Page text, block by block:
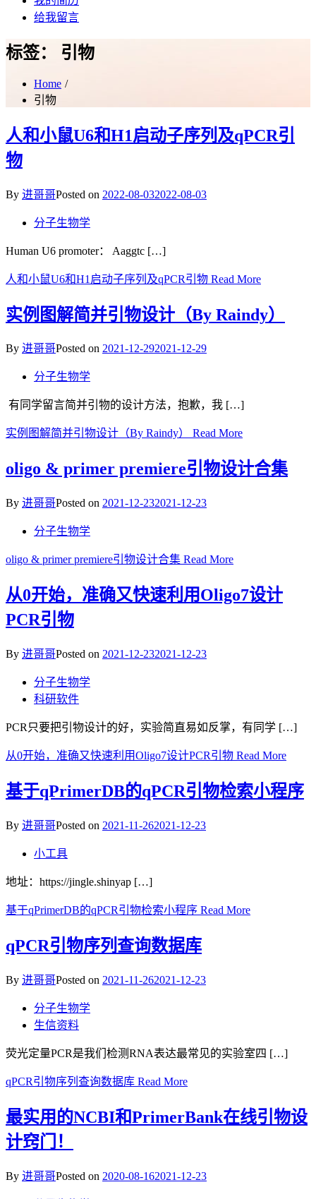
给我留言
标签： 引物
Home
引物
人和小鼠U6和H1启动子序列及qPCR引
物
By 进哥哥Posted on 2022-08-032022-08-03
分子生物学
Human U6 promoter： Aaggtc […]
人和小鼠U6和H1启动子序列及qPCR引物 Read More
实例图解简并引物设计（By Raindy）
By 进哥哥Posted on 2021-12-292021-12-29
分子生物学
有同学留言简并引物的设计方法，抱歉，我 […]
实例图解简并引物设计（By Raindy） Read More
oligo & primer premiere引物设计合集
By 进哥哥Posted on 2021-12-232021-12-23
分子生物学
oligo & primer premiere引物设计合集 Read More
从0开始，准确又快速利用Oligo7设计
PCR引物
By 进哥哥Posted on 2021-12-232021-12-23
分子生物学
科研软件
PCR只要把引物设计的好，实验简直易如反掌，有同学 […]
从0开始，准确又快速利用Oligo7设计PCR引物 Read More
基于qPrimerDB的qPCR引物检索小程序
By 进哥哥Posted on 2021-11-262021-12-23
小工具
地址：https://jingle.shinyap […]
基于qPrimerDB的qPCR引物检索小程序 Read More
qPCR引物序列查询数据库
By 进哥哥Posted on 2021-11-262021-12-23
分子生物学
生信资料
荧光定量PCR是我们检测RNA表达最常见的实验室四 […]
qPCR引物序列查询数据库 Read More
最实用的NCBI和PrimerBank在线引物设
计窍门！
By 进哥哥Posted on 2020-08-162021-12-23